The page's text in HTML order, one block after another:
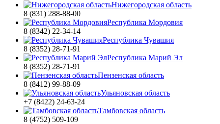
Нижегородская область
8 (831) 288-88-00
Республика Мордовия
8 (8342) 22-34-14
Республика Чувашия
8 (8352) 28-71-91
Республика Марий Эл
8 (8352) 28-71-91
Пензенская область
8 (8412) 99-88-09
Ульяновская область
+7 (8422) 24-63-24
Тамбовская область
8 (4752) 509-109